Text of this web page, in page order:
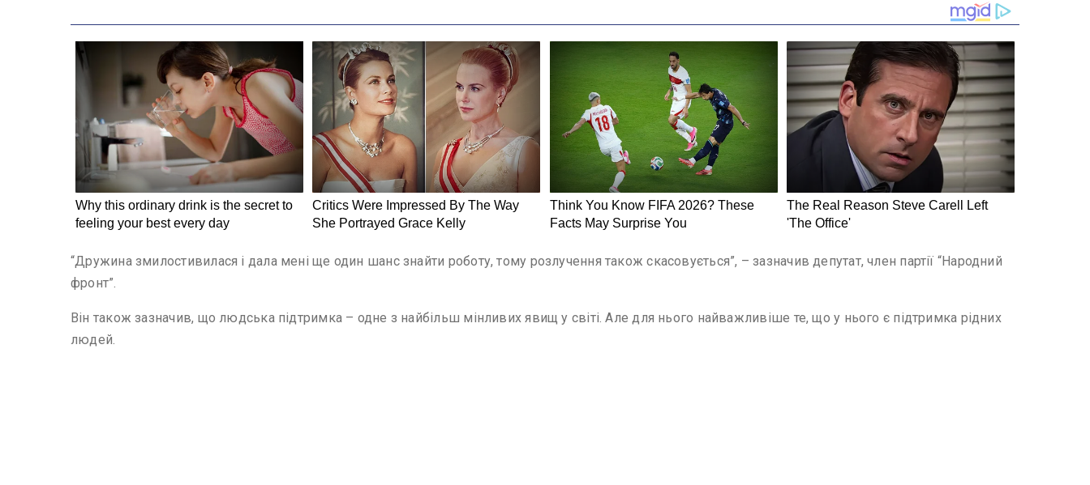
“Дружина змилостивилася і дала мені ще один шанс знайти роботу, тому розлучення також скасовується”, – зазначив депутат, член партії “Народний
фронт”.
Він також зазначив, що людська підтримка – одне з найбільш мінливих явищ у світі. Але для нього найважливіше те, що у нього є підтримка рідних
людей.